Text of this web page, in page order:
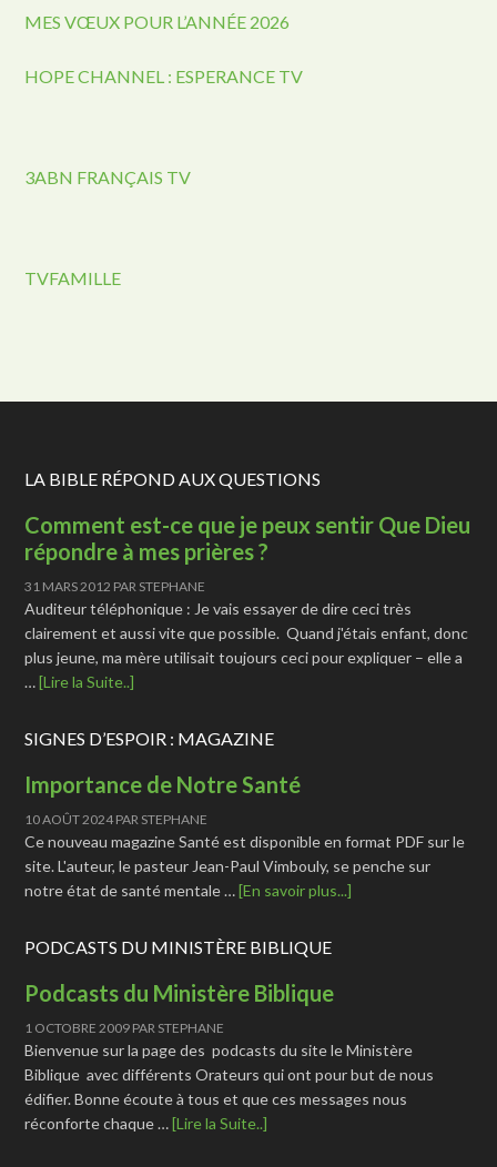
MES VŒUX POUR L’ANNÉE 2026
HOPE CHANNEL : ESPERANCE TV
3ABN FRANÇAIS TV
TVFAMILLE
LA BIBLE RÉPOND AUX QUESTIONS
Comment est-ce que je peux sentir Que Dieu
répondre à mes prières ?
31 MARS 2012 PAR STEPHANE
Auditeur téléphonique : Je vais essayer de dire ceci très
clairement et aussi vite que possible. Quand j'étais enfant, donc
plus jeune, ma mère utilisait toujours ceci pour expliquer – elle a
…[Lire la Suite..]
SIGNES D’ESPOIR : MAGAZINE
Importance de Notre Santé
10 AOÛT 2024PAR STEPHANE
Ce nouveau magazine Santé est disponible en format PDF sur le
site. L'auteur, le pasteur Jean-Paul Vimbouly, se penche sur
notre état de santé mentale …[En savoir plus...]
PODCASTS DU MINISTÈRE BIBLIQUE
Podcasts du Ministère Biblique
1 OCTOBRE 2009 PAR STEPHANE
Bienvenue sur la page des podcasts du site le Ministère
Biblique avec différents Orateurs qui ont pour but de nous
édifier. Bonne écoute à tous et que ces messages nous
réconforte chaque …[Lire la Suite..]